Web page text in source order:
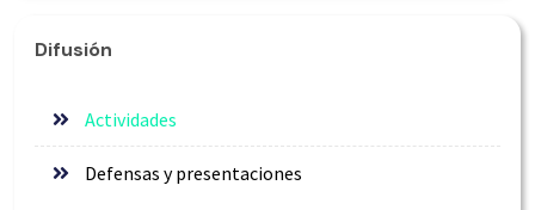
Difusión
Actividades
Defensas y presentaciones